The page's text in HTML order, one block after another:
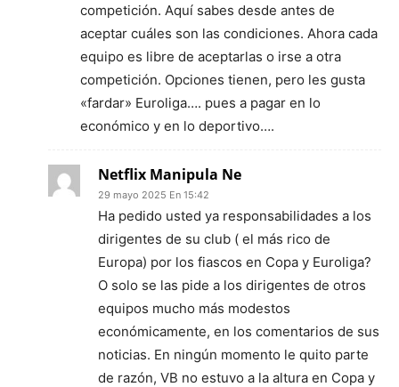
competición. Aquí sabes desde antes de
aceptar cuáles son las condiciones. Ahora cada
equipo es libre de aceptarlas o irse a otra
competición. Opciones tienen, pero les gusta
«fardar» Euroliga…. pues a pagar en lo
económico y en lo deportivo….
Netflix Manipula Ne
29 mayo 2025 En 15:42
Ha pedido usted ya responsabilidades a los
dirigentes de su club ( el más rico de
Europa) por los fiascos en Copa y Euroliga?
O solo se las pide a los dirigentes de otros
equipos mucho más modestos
económicamente, en los comentarios de sus
noticias. En ningún momento le quito parte
de razón, VB no estuvo a la altura en Copa y